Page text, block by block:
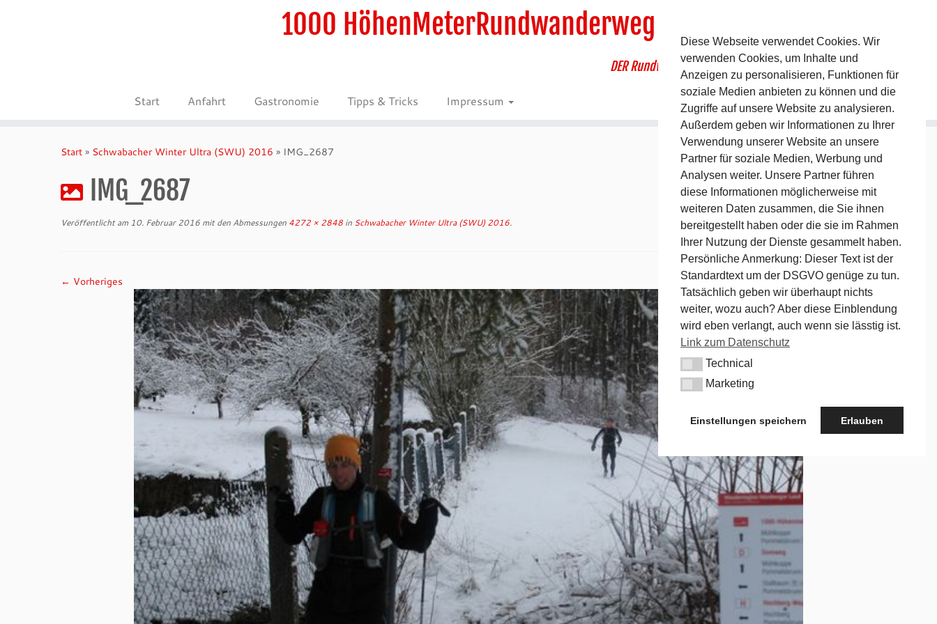
1000 HöhenMeterRundwanderweg
DER Rundwanderweg um Pommelsbrunn
Start Anfahrt Gastronomie Tipps & Tricks Impressum
Start » Schwabacher Winter Ultra (SWU) 2016 » IMG_2687
IMG_2687
Veröffentlicht am 10. Februar 2016 mit den Abmessungen 4272 × 2848 in Schwabacher Winter Ultra (SWU) 2016.
← Vorheriges Nächstes →
Diese Webseite verwendet Cookies. Wir
verwenden Cookies, um Inhalte und
Anzeigen zu personalisieren, Funktionen für
soziale Medien anbieten zu können und die
Zugriffe auf unsere Website zu analysieren.
Außerdem geben wir Informationen zu Ihrer
Verwendung unserer Website an unsere
Partner für soziale Medien, Werbung und
Analysen weiter. Unsere Partner führen
diese Informationen möglicherweise mit
weiteren Daten zusammen, die Sie ihnen
bereitgestellt haben oder die sie im Rahmen
Ihrer Nutzung der Dienste gesammelt haben.
Persönliche Anmerkung: Dieser Text ist der
Standardtext um der DSGVO genüge zu tun.
Tatsächlich geben wir überhaupt nichts
weiter, wozu auch? Aber diese Einblendung
wird eben verlangt, auch wenn sie lässtig ist.
Link zum Datenschutz
TechnicalTechnical
MarketingMarketing
Einstellungen speichern Erlauben